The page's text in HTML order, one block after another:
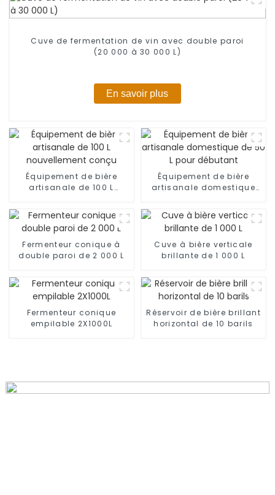
Cuve de fermentation de vin avec double paroi
(20 000 à 30 000 L)
En savoir plus
Équipement de bière
artisanale de 100 L
Équipement de bière
artisanale domestique
Fermenteur conique à
double paroi de 2 000 L
Cuve à bière verticale
brillante de 1 000 L
Fermenteur conique
empilable 2X1000L
Réservoir de bière brillant
horizontal de 10 barils